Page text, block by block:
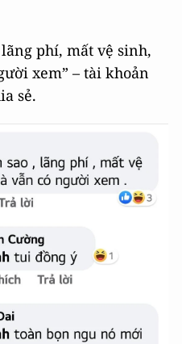
phí, mất vệ sinh,
xem” – tài khoản
sẻ.